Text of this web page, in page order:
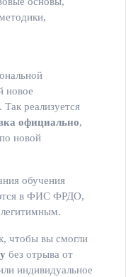
новое
реализуется
официально,
новой
обучения
в ФИС ФРДО,
чтобы вы смогли
без отрыва от
индивидуальное